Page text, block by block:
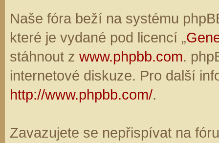
Naše fóra beží na systému
které je vydané pod licencí „
stáhnout z www.phpbb.com.
internetové diskuze. Pro další
http://www.phpbb.com/.
Zavazujete se nepřispívat na